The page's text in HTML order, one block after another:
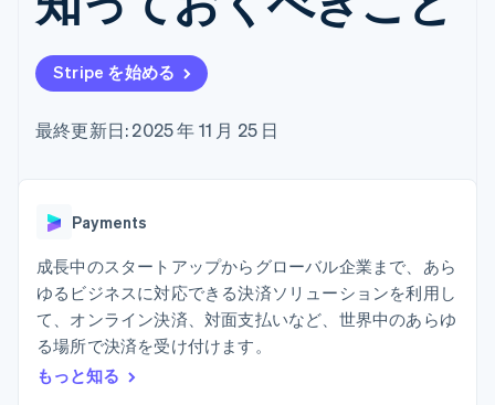
ン
不要の決済ペ
ージ
Checkout
構築済み決済
UI
Elements
ポーネント
125 以上の決
可能
Terminal
対面支払い
Authorization
Boost
決済成功率の
最適化
Link
プションの
Invoicing
1 回限りまた
は継続
VAT の自動
Recognition
Stripe
Sigma
カスタムレ
ポート
Data
Pipeline
フォー
決済の
ース
E コマース / ECサイト
埋込型金融
請求・財務関連
グローバルビジネス
マーケットプレイス
業種別
AI 企業
クリエイターエコノミ―
オンライン決済を受け付
け
構築済みの決済を実装
プラットフォームまたは
築する
ビスのプロビジョニング
と管理
サポートに問い合わせる
管理サポートプラン
プロフェッショナルサー
ビス
採用情報
ニュースルーム
Stripe Press
Stripe を始める
最終更新日: 2025 年 11 月 25 日
Payments
成長中のスタートアップからグローバル企業まで、あら
ゆるビジネスに対応できる決済ソリューションを利用し
て、オンライン決済、対面支払いなど、世界中のあらゆ
る場所で決済を受け付けます。
もっと知る